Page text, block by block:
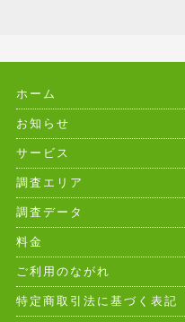
ホーム
お知らせ
サービス
調査エリア
調査データ
料金
ご利用のながれ
特定商取引法に基づく表記